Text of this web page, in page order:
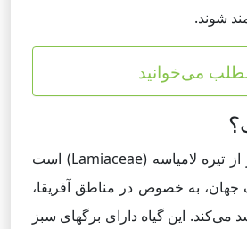
شوند.
می‌خوانید
رازیانه یک گیاه گلدار از تیره لامیاسه (Lamiaceae) است
به خصوص در مناطق آفریقا،
می‌کند. این گیاه دارای برگهای سبز